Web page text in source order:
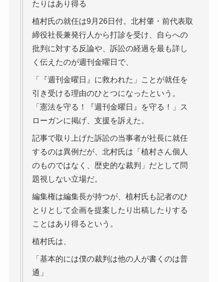
たりはあり得る
植村氏の就任は9月26日付。北村肇・前代表取
締役社長兼発行人から打診を受け、自らへの
批判に対する反論や、訴訟の経過を最も詳し
く伝えたのが週刊金曜日で、
「『週刊金曜日』に救われた」ことが就任を
引き受ける理由のひとつになったという。
「憲法を守る！『週刊金曜日』を守る！」ス
ローガンに掲げ、支援を訴えた。
記事で取り上げた訴訟の当事者が社長に就任
するのは異例だが、北村氏は「植村さん個人
のものではなく、歴史的な裁判」だとして問
題視しない立場だ。
編集権は編集長が持つが、植村氏も記者のひ
とりとして企画を提案したり出稿したりする
ことはあり得るという。
植村氏は、
「基本的には僕の裁判は他の人が書くのは普
通」